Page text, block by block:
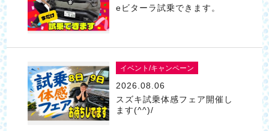
eビターラ試乗できます。
イベント/キャンペーン
2026.08.06
スズキ試乗体感フェア開催し
ます(^^)/